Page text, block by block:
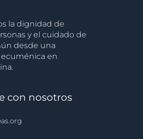
la dignidad de
y el cuidado de
desde una
en
con nosotros